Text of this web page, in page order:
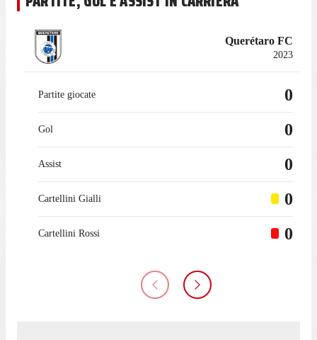
Querétaro FC
2023
Partite giocate 0
Gol 0
Assist 0
Cartellini Gialli 0
Cartellini Rossi 0